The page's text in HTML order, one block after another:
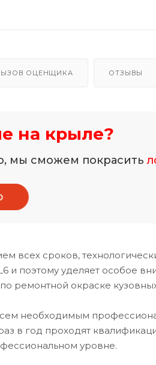
ОЦЕНЩИКА ОТЗЫВЫ
на крыле?
мы сможем покрасить
всех сроков,
и поэтому уделяет особое
ремонтной окраске
необходимым
в год проходят
уровне.